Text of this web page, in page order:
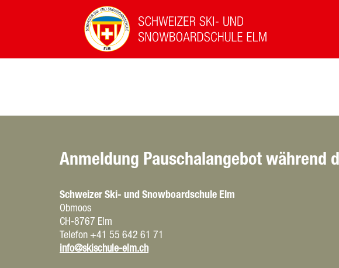
Anmeldung Pauschalangebot während
Schweizer Ski- und Snowboardschule Elm
Obmoos
CH-8767 Elm
Telefon +41 55 642 61 71
info@skischule-elm.ch